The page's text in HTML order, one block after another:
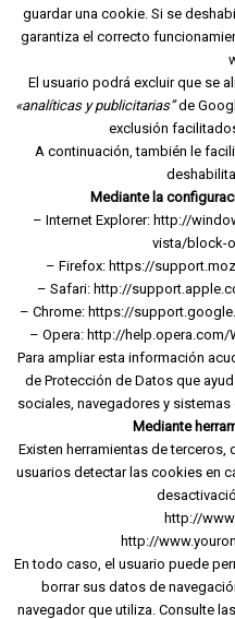
guardar una cookie. Si se
garantiza el correcto
El usuario podrá excluir que se
«analíticas y publicitarias”de
exclusión
A continuación, también le
Mediante la
– Internet Explorer: http://
vista/block-
– Firefox: https://
– Safari: http://
– Chrome: https://
– Opera: http://help.opera.com/
Para ampliar esta información
de Protección de Datos que
sociales, navegadores y
Mediante
Existen herramientas de
usuarios detectar las cookies en
http://
http://
En todo caso, el usuario puede
borrar sus datos de
navegador que utiliza. Consulte